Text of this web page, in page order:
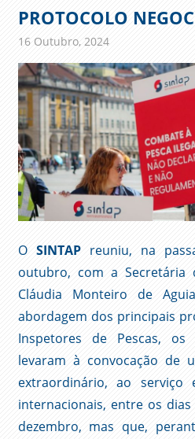
PROTOCOLO
16 Outubro, 2024admin
Comunicados
O SINTAPreuniu, na
outubro, com a Secretária
Cláudia Monteiro de
abordagem dos principais
Inspetores de Pescas, os
levaram à convocação de
extraordinário, ao serviço
internacionais, entre os
dezembro, mas que,